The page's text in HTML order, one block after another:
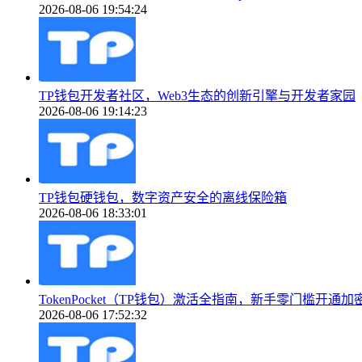
2026-08-06 19:54:24
TP钱包开发者社区，Web3生态的创新引擎与开发者家园
2026-08-06 19:14:23
TP钱包硬钱包，数字资产安全的离线保险箱
2026-08-06 18:33:01
TokenPocket（TP钱包）激活全指南，新手零门槛开通加
2026-08-06 17:52:32